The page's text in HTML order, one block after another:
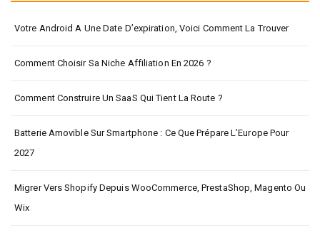
Votre Android A Une Date D’expiration, Voici Comment La Trouver
Comment Choisir Sa Niche Affiliation En 2026 ?
Comment Construire Un SaaS Qui Tient La Route ?
Batterie Amovible Sur Smartphone : Ce Que Prépare L’Europe Pour
2027
Migrer Vers Shopify Depuis WooCommerce, PrestaShop, Magento Ou
Wix